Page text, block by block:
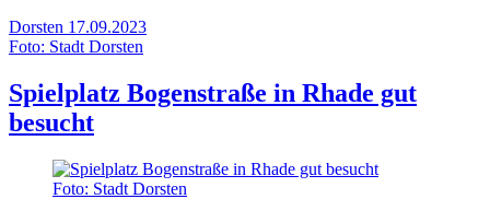
Dorsten 17.09.2023
Foto: Stadt Dorsten
Spielplatz Bogenstraße in Rhade gut
besucht
Foto: Stadt Dorsten